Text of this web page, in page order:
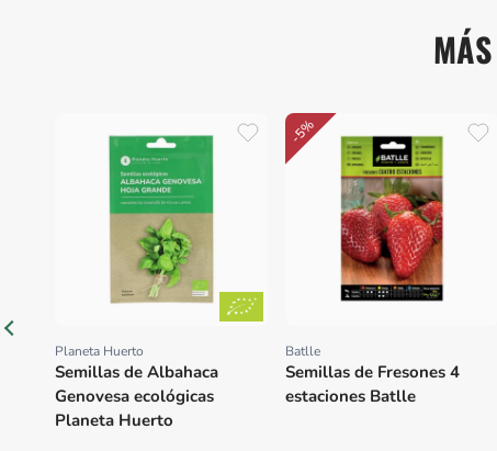
Proveedor:
Planeta Huerto
Semillas de Albahaca
Genovesa ecológicas
Planeta Huerto
-5%
Proveedor:
Batlle
Semillas de Fresones 4
estaciones Batlle